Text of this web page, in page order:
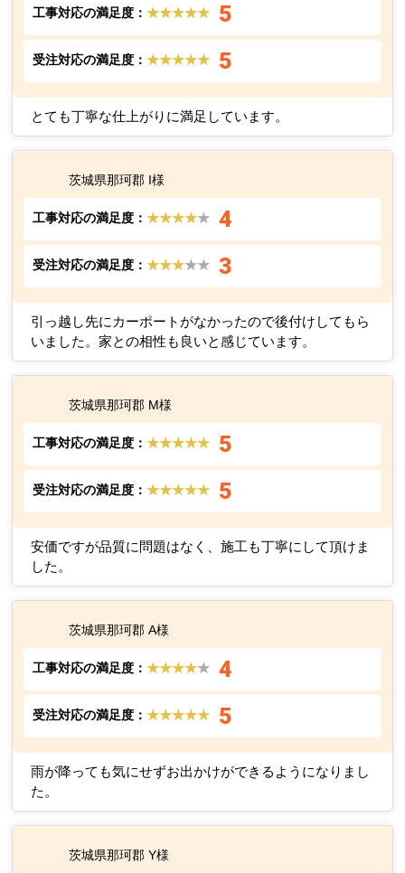
工事対応の満足度：★★★★★ 5
受注対応の満足度：★★★★★ 5
とても丁寧な仕上がりに満足しています。
茨城県那珂郡 I様
工事対応の満足度：★★★★★ 4
受注対応の満足度：★★★★★ 3
引っ越し先にカーポートがなかったので後付けしてもら
いました。家との相性も良いと感じています。
茨城県那珂郡 M様
工事対応の満足度：★★★★★ 5
受注対応の満足度：★★★★★ 5
安価ですが品質に問題はなく、施工も丁寧にして頂けま
した。
茨城県那珂郡 A様
工事対応の満足度：★★★★★ 4
受注対応の満足度：★★★★★ 5
雨が降っても気にせずお出かけができるようになりまし
た。
茨城県那珂郡 Y様